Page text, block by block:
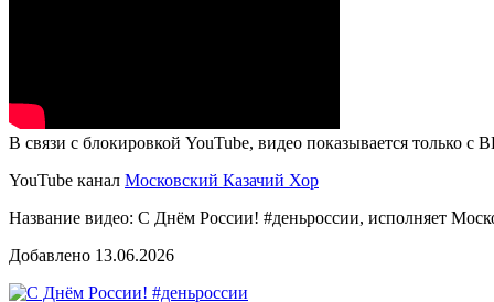
В связи с блокировкой YouTube, видео показывается только с
YouTube канал Московский Казачий Хор
Название видео: С Днём России! #деньроссии, исполняет
Добавлено 13.06.2026